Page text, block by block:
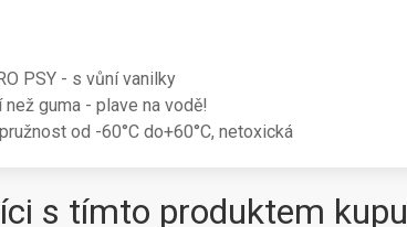
PSY - s vůní vanilky
než guma - plave na vodě!
od -60°C do+60°C, netoxická
s tímto produktem